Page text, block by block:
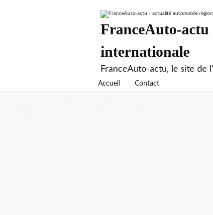
FranceAuto-
internationale
FranceAuto-actu, le site de
Accueil Contact